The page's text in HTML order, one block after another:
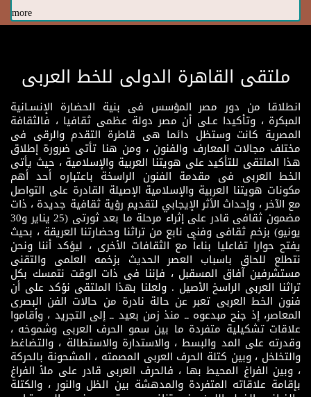
more
ملتقى القاهرة الدولى للخط العربى
انطلاقا من دور مصر المؤسس فى بنية الحضارة الإنسـانية
المبكرة ، وتأكيدا عـلى أن مصر دولة عظمى ثقافيا ، فالثقافة
المصرية كانت وستظل دائما هى قاطرة التقدم والرقى فى
مختلف مجالات المعارف والفنون ، ومن هنا تأتى ضرورة إطلاق
هذا الملتقى للتأكيد على هويتنا العربية والإسلامية ، حيث يأتى
الخط العربى فى مقدمة الفنون الراسخة باعتباره أحد أهم
مكونات هويتنا العربية والإسلامية الإصيلة القادرة على التواصل
مع الآخر ، وإحداث الأثر الإيجابي لتقديم رؤية ثقافية جديدة ، ذات
مضمون ثقافى قادر على إثراء مرحلة ما بعد ثورتى (25 يناير و30
يونيو) بزخم ثقافى وفنى نابع من تراثنا وحضارتنا العريقة ، بحيث
يفتح حوارا تفاعليا بناءاً مع الثقافات الأخرى ، ليؤكد أننا ونحن
نتطلع للحاق باسباب العصر الحديث بزخمه العلمى والتقنى
مستشرفين آفاق المسقبل ، فإننا فى ذات الوقت نتمسك بكل
تراثنا العربى الراسخ الأصيل . ولعلنا بهذا الملتقى نؤكد على أن
فنون الخط العربى تعبر عن حالة نادرة من حالات الفن البصرى
المعاصر، إذ جنح مبدعوه ــ منذ زمن بعيد ــ إلى التجريد ، وأقاموا
علاقات تشكيلية متفردة ما بين سمو الحرف العربى وشموخه ،
وقدرته على المد والبسط ، والاستدارة والاستطالة ، والتضاغط
والتخلخل ، وبين كتلة الحرف العربى المصمته ، المشحونة بالحركة
، وبين الفراغ المحيط بها ، فالحرف العربى قادر على ملأ الفراغ
بإقامة علاقاته المتفردة والمدهشة بين الظل والنور ، والكتلة